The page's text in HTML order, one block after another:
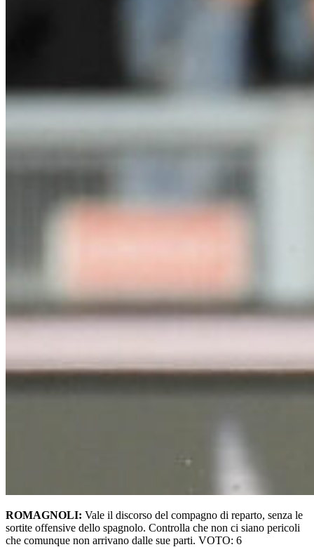
ROMAGNOLI: Vale il discorso del compagno di reparto, senza le
sortite offensive dello spagnolo. Controlla che non ci siano pericoli
che comunque non arrivano dalle sue parti. VOTO: 6